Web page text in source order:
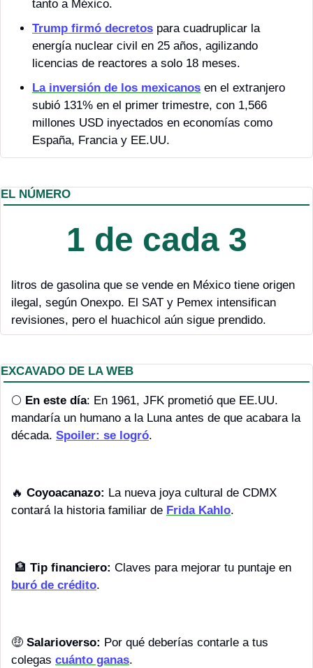
tanto a México.
Trump firmó decretos para cuadruplicar la
energía nuclear civil en 25 años, agilizando
licencias de reactores a solo 18 meses.
La inversión de los mexicanos en el extranjero
subió 131% en el primer trimestre, con 1,566
millones USD inyectados en economías como
España, Francia y EE.UU.
EL NÚMERO
1 de cada 3
litros de gasolina que se vende en México tiene origen
ilegal, según Onexpo. El SAT y Pemex intensifican
revisiones, pero el huachicol aún sigue prendido.
EXCAVADO DE LA WEB
🌕 En este día: En 1961, JFK prometió que EE.UU.
mandaría un humano a la Luna antes de que acabara la
década. Spoiler: se logró.
🔥 Coyoacanazo: La nueva joya cultural de CDMX
contará la historia familiar de Frida Kahlo.
🏦 Tip financiero:
buró de crédito.
🤑 Salarioverso: Por qué deberías contarle a tus
colegas cuánto ganas.